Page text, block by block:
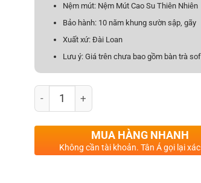
Nệm mút: Nệm Mút Cao Su Thiên Nhiên
Bảo hành: 10 năm khung sườn sập, gãy
Xuất xứ: Đài Loan
Lưu ý: Giá trên chưa bao gồm bàn trà
SOFA DA BÒ NHẬP KHẨU TP-LJ8256
MUA HÀNG NHANH
Không cần tài khoản. Tân Á gọi lại